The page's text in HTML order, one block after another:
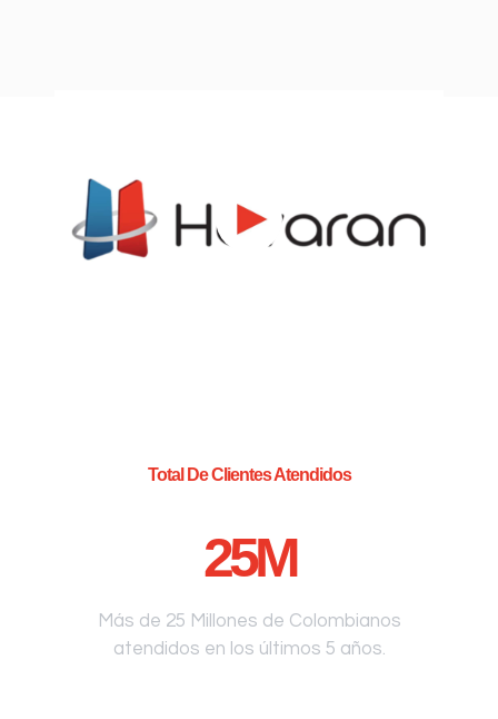
Total De Clientes Atendidos
25M
Más de 25 Millones de Colombianos
atendidos en los últimos 5 años.